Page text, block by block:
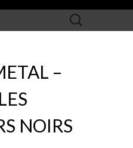
Rechercher :
–
NOIRS